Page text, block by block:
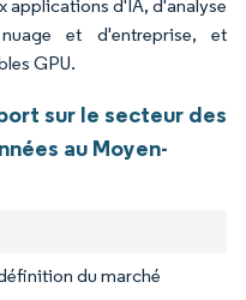
applications d'IA, d'analyse
et d'entreprise, et
GPU.
sur le secteur des
au Moyen-
du marché